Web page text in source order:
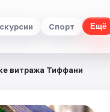
Спорт Ещё
витража Тиффани